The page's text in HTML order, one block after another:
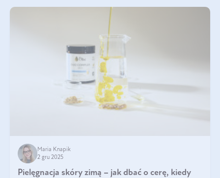
Maria Knapik
2 gru 2025
Pielęgnacja skóry zimą – jak dbać o cerę, kiedy